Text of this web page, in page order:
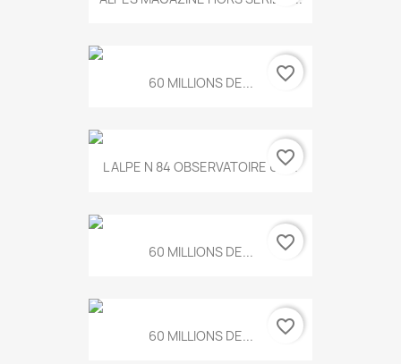
60 MILLIONS DE... favorite_border
L ALPE N 84 OBSERVATOIRE UN...
favorite_border
60 MILLIONS DE... favorite_border
60 MILLIONS DE... favorite_border